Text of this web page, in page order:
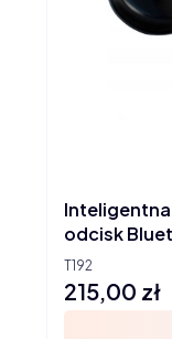
T192
Inteligentna
odcisk
Cena
215,00 zł